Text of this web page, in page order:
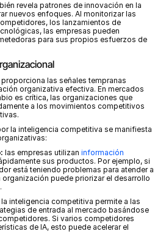
revela patrones de innovación en la
nuevos enfoques. Al monitorizar las
los lanzamientos de
las empresas pueden
para sus propios esfuerzos de
las señales tempranas
organizativa efectiva. En mercados
es crítica, las organizaciones que
a los movimientos competitivos
la inteligencia competitiva se manifiesta
las empresas utilizan información
sus productos. Por ejemplo, si
está teniendo problemas para atender a
organización puede priorizar el desarrollo
la inteligencia competitiva permite a las
de entrada al mercado basándose
Si varios competidores
de IA, esto puede acelerar el